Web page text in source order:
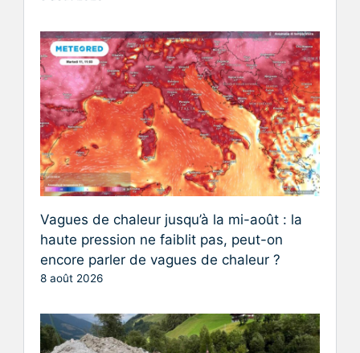
Vagues de chaleur jusqu’à la mi-août : la
haute pression ne faiblit pas, peut-on
encore parler de vagues de chaleur ?
8 août 2026